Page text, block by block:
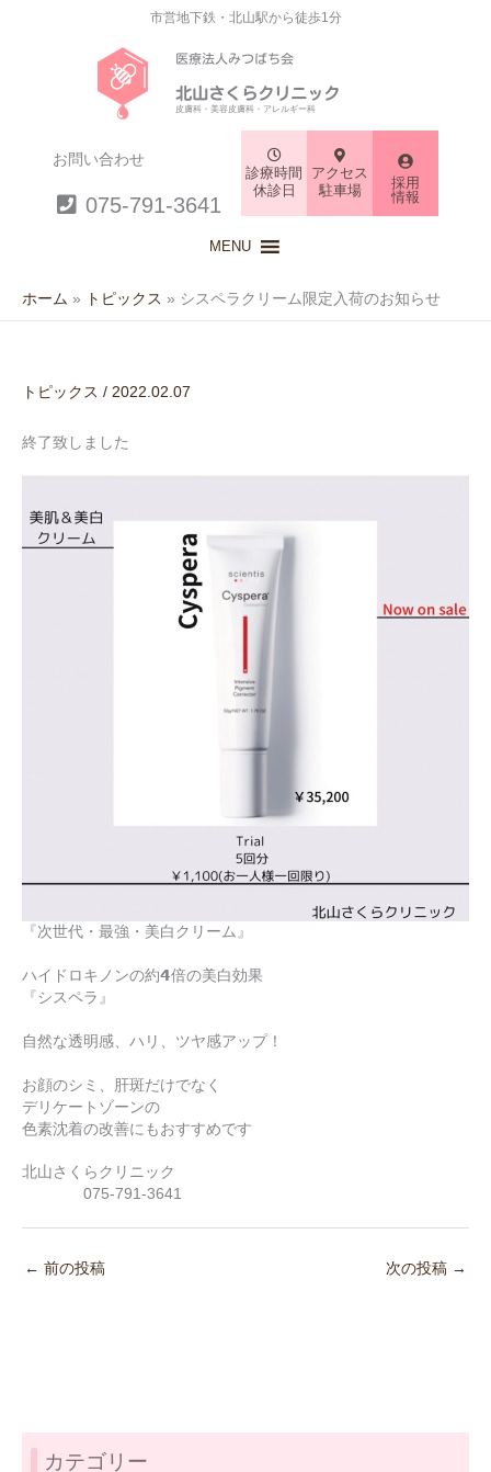
市営地下鉄・北山駅から徒歩1分
医療法人みつばち会
北山さくらクリニック
皮膚科・美容皮膚科・アレルギー科
お問い合わせ
075-791-3641
診療時間
休診日
アクセス
駐車場
採用
情報
MENU
ホーム トピックス シスペラクリーム限定入荷のお知らせ
トピックス / 2022.02.07
終了致しました
『次世代・最強・美白クリーム』
ハイドロキノンの約𝟰倍の美白効果
『シスペラ』
自然な透明感、ハリ、ツヤ感アップ！
お顔のシミ、肝斑だけでなく
デリケートゾーンの
色素沈着の改善にもおすすめです
北山さくらクリニック
075‐791‐3641
← 前の投稿 次の投稿 →
カテゴリー